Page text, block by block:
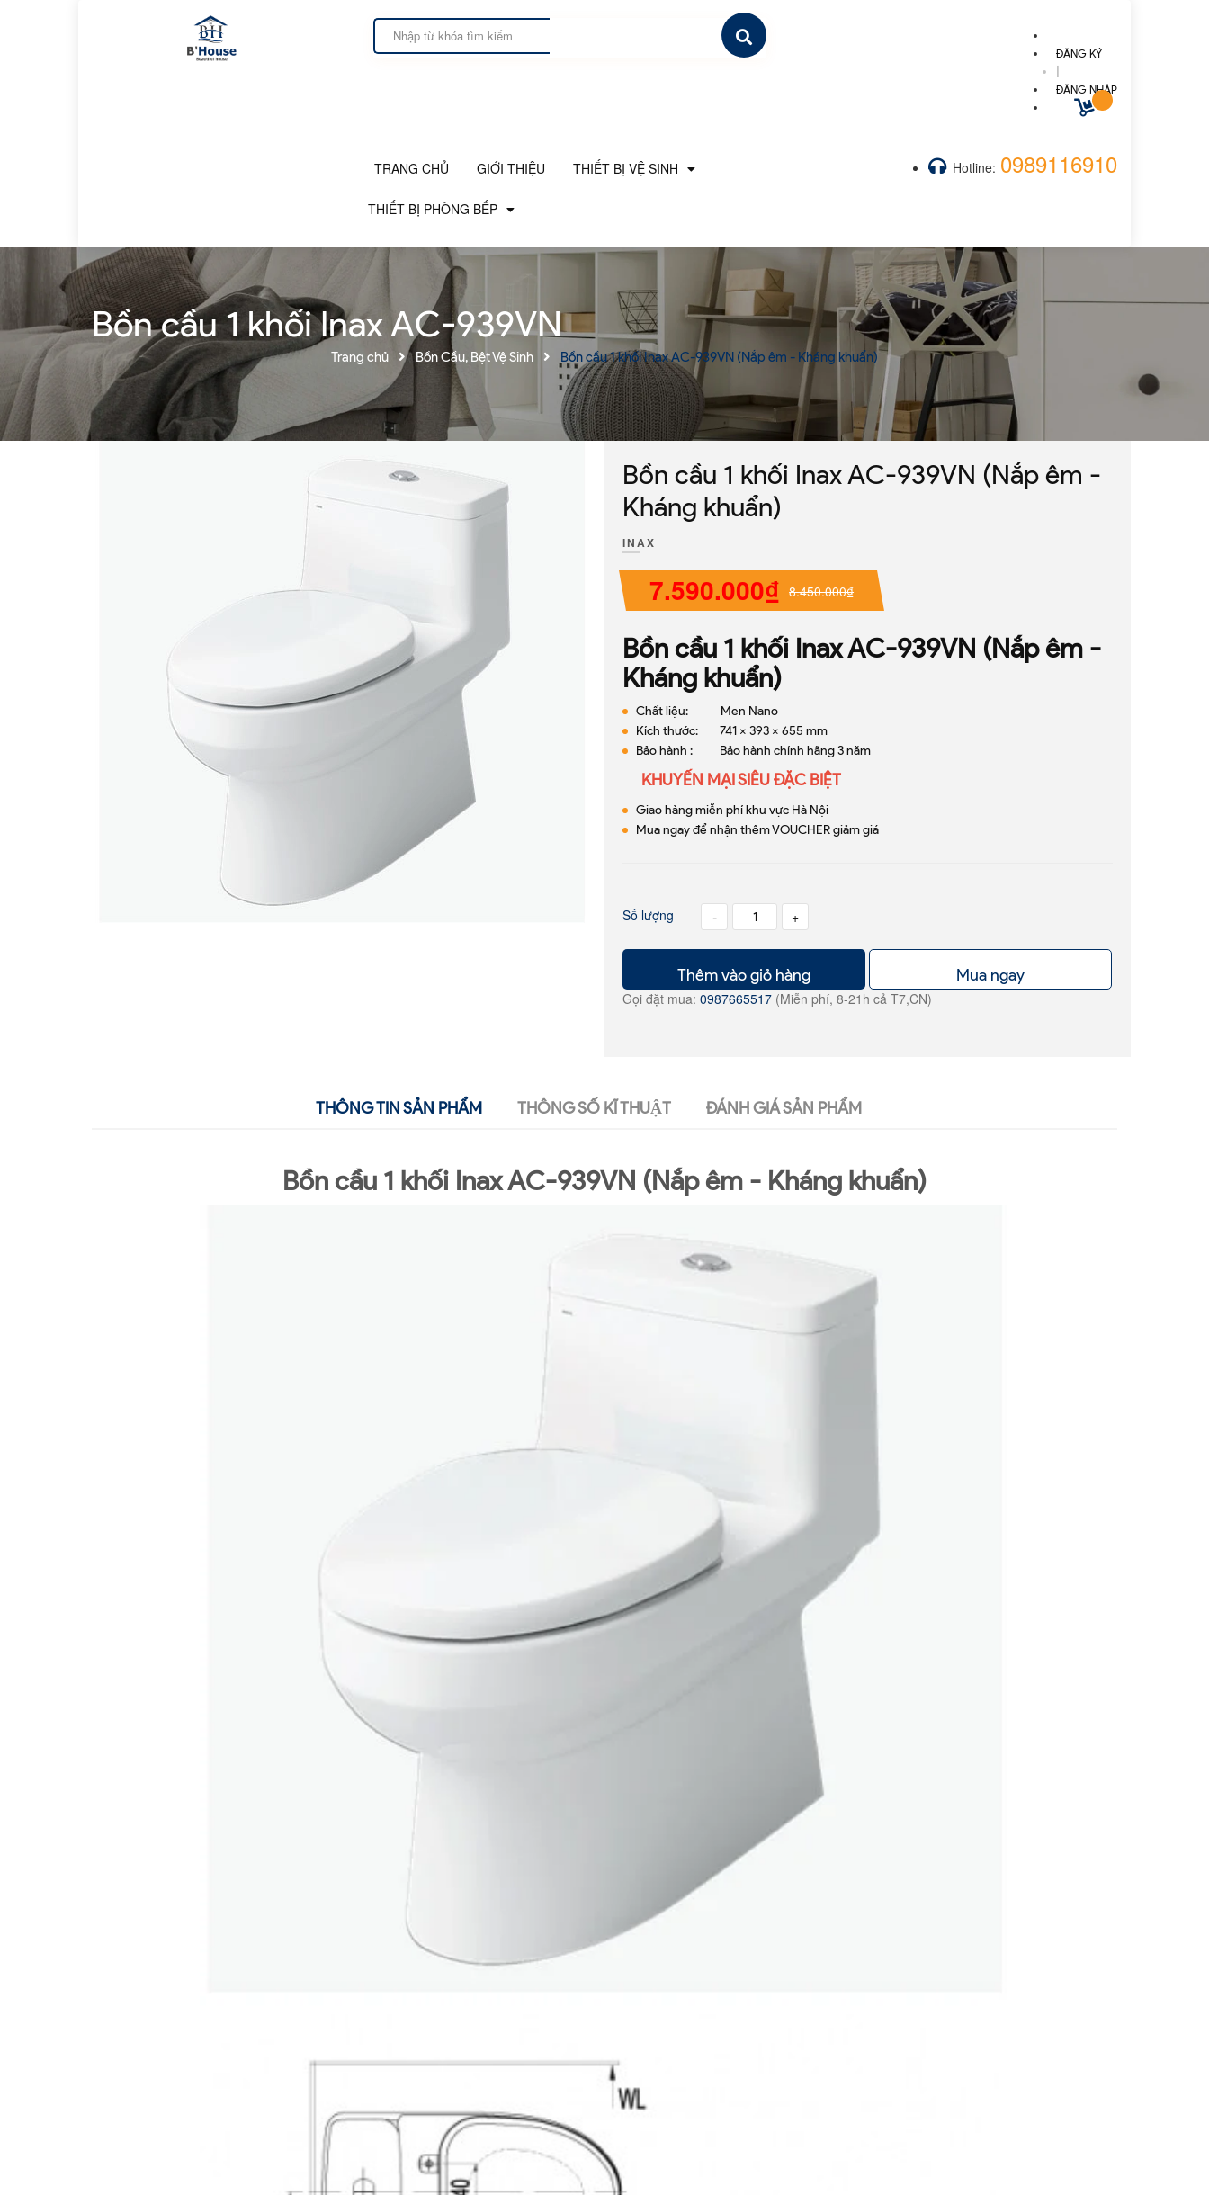
ĐĂNG KÝ
ĐĂNG NHẬP
TRANG CHỦ GIỚI THIỆU THIẾT BỊ VỆ SINH
THIẾT BỊ PHÒNG BẾP
Hotline: 0989116910
Bồn cầu 1 khối Inax AC-939VN
Trang chủ Bồn Cầu, Bệt Vệ Sinh Bồn cầu 1 khối Inax AC-939VN (Nắp êm - Kháng khuẩn)
Bồn cầu 1 khối Inax AC-939VN (Nắp êm -
Kháng khuẩn)
INAX
7.590.000₫ 8.450.000₫
Bồn cầu 1 khối Inax AC-939VN (Nắp êm -
Kháng khuẩn)
Chất liệu: Men Nano
Kích thước: 741 x 393 x 655 mm
Bảo hành : Bảo hành chính hãng 3 năm
KHUYẾN MẠI SIÊU ĐẶC BIỆT
Giao hàng miễn phí khu vực Hà Nội
Mua ngay để nhận thêm VOUCHER giảm giá
Số lượng - +
Thêm vào giỏ hàng Mua ngay
Gọi đặt mua: 0987665517 (Miễn phí, 8-21h cả T7,CN)
THÔNG TIN SẢN PHẨM THÔNG SỐ KĨ THUẬT ĐÁNH GIÁ SẢN PHẨM
Bồn cầu 1 khối Inax AC-939VN (Nắp êm - Kháng khuẩn)